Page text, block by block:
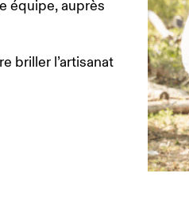
équipe, auprès
briller l’artisanat